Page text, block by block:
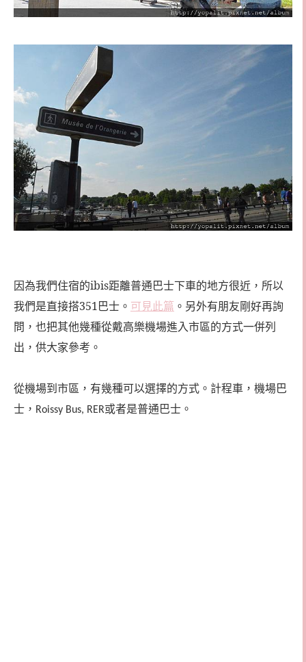
因為我們住宿的ibis距離普通巴士下車的地方很近，所以
我們是直接搭351巴士。 可見此篇 。 另外有朋友剛好再詢
問，也把其他幾種從戴高樂機場進入市區的方式一併列
出，供大家參考。
從機場到市區，有幾種可以選擇的方式。計程車，機場巴
士， Roissy Bus, RER或者是普通巴士。